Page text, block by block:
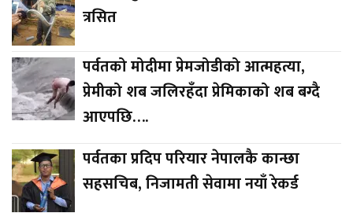
त्रसित
पर्वतको मोदीमा प्रेमजोडीको आत्महत्या,
प्रेमीको शब जलिरहँदा प्रेमिकाको शब बग्दै
आएपछि….
पर्वतका प्रदिप परियार नेपालकै कान्छा
सहसचिब, निजामती सेवामा नयाँ रेकर्ड